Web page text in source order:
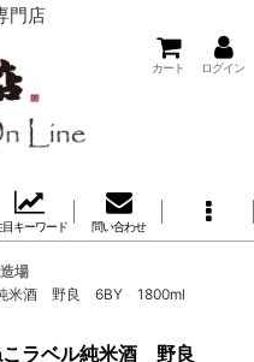
門店
カート ログイン
目キーワード 問い合わせ
場
純米酒 野良 6BY 1800ml
こラベル純米酒 野良